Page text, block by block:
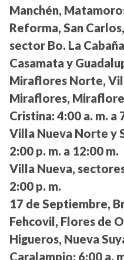
Manchén,
Reforma, San
sector Bo. La
Casamata y
Miraflores Norte,
Miraflores,
Cristina: 4:00 a. m. a
Villa Nueva Norte y
2:00 p. m. a 12:00 m.
Villa Nueva,
2:00 p. m.
17 de Septiembre,
Fehcovil, Flores de
Higueros, Nueva
Caralampio: 6:00 a.